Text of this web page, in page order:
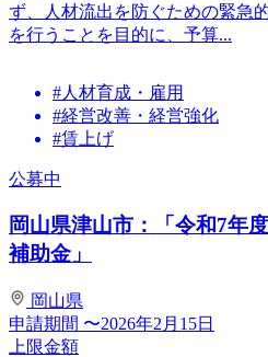
ず、人材流出を防ぐための緊急
を行うことを目的に、予算...
#人材育成・雇用
#経営改善・経営強化
#賃上げ
公募中
岡山県津山市：「令和7年
補助金」
岡山県
申請期間 〜2026年2月15日
上限金額